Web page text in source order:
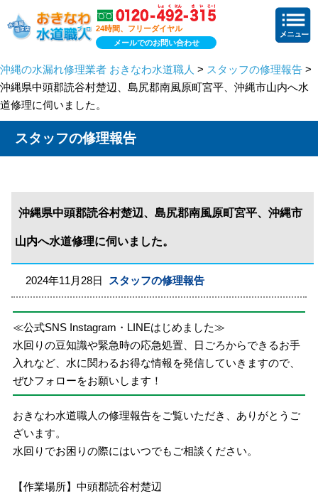
24時間、フリーダイヤル
メールでのお問い合わせ
沖縄の水漏れ修理業者 おきなわ水道職人 > スタッフの修理報告 >
沖縄県中頭郡読谷村楚辺、島尻郡南風原町宮平、沖縄市山内へ水
道修理に伺いました。
スタッフの修理報告
沖縄県中頭郡読谷村楚辺、島尻郡南風原町宮平、沖縄市
山内へ水道修理に伺いました。
2024年11月28日 スタッフの修理報告
≪公式SNS Instagram・LINEはじめました≫
水回りの豆知識や緊急時の応急処置、日ごろからできるお手
入れなど、水に関わるお得な情報を発信していきますので、
ぜひフォローをお願いします！
おきなわ水道職人の修理報告をご覧いただき、ありがとうご
ざいます。
水回りでお困りの際にはいつでもご相談ください。
【作業場所】中頭郡読谷村楚辺